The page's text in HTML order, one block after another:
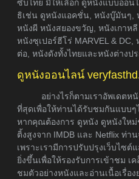
ซับไทย มีให้เลือก ดูหนังแบบออน
ธิเช่น ดูหนังแอคชั่น, หนังบู๊มันๆ,
หนังผี หนังสยองขวัญ, หนังเกาห
หนังซุเปอร์ฮีโร่ MARVEL &
ต่อ, หนังดังทั้งไทยและหนังต่างป
ดูหนังออนไลน์
อย่างไรก็ตามเราอัพเดตห
ที่สุดเพื่อให้ท่านได้รับชมกันแบบๆ
หากคุณต้องการ ดูหนัง ดูหนังให
ติ้งสูงจาก IMDB และ Netflix ท่
เพราะเรามีการปรับปรุงเว็บไซต์
ยิ่งขึ้นเพื่อให้รองรับการเข้าชม
ชมตัวอย่างหนังและอ่านเนื้อเรื่อ